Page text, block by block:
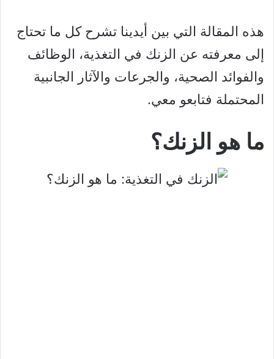
هذه المقالة التي بين أيدينا تشرح كل ما تحتاج
إلى معرفته عن الزنك في التغذية، الوظائف
والفوائد الصحية، والجرعات والآثار الجانبية
المحتملة فتابعو معي.
ما هو الزنك؟